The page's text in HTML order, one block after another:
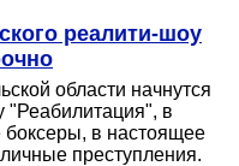
реалити-шоу
области начнутся
"Реабилитация", в
в настоящее
преступления.